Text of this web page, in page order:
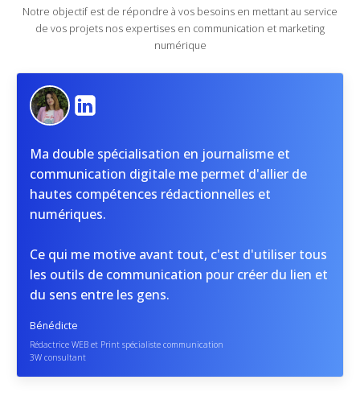
Notre objectif est de répondre à vos besoins en mettant au service
de vos projets nos expertises en communication et marketing
numérique
Ma double spécialisation en journalisme et
communication digitale me permet d'allier de
hautes compétences rédactionnelles et
numériques.
Ce qui me motive avant tout, c'est d'utiliser tous
les outils de communication pour créer du lien et
du sens entre les gens.
Bénédicte
Rédactrice WEB et Print spécialiste communication
3W consultant